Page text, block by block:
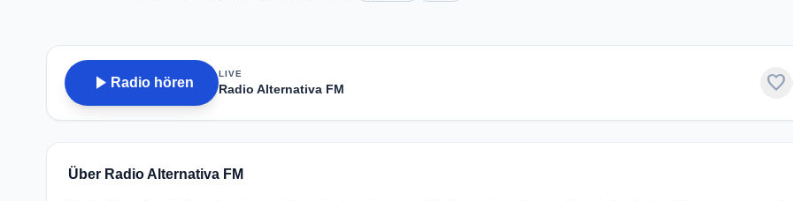
play_arrow Radio hören
LIVE
Radio Alternativa FM favorite
Über Radio Alternativa FM